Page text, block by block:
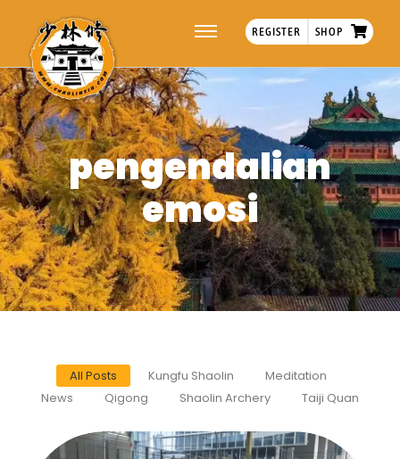
REGISTER SHOP
pengendalian
emosi
All Posts Kungfu Shaolin
Meditation
News
Qigong Shaolin Archery Taiji Quan